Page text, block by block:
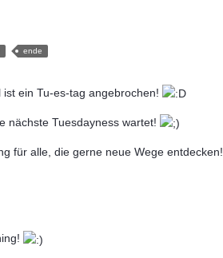
ende
ist ein Tu-es-tag angebrochen!
nächste Tuesdayness wartet!
für alle, die gerne neue Wege entdecken!